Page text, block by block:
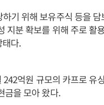
기 위해 보유주식 등을
지분 확보를 위해 주로 활
다.
억원 규모의 카프로 유
금을 모아 왔다.